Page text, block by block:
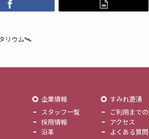
リウム🛰️
企業情報
スタッフ一覧
採用情報
沿革
すみれ遊湧
ご利用まで
アクセス
よくある質問